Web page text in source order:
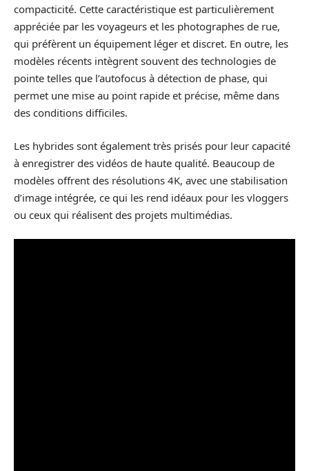
compacticité. Cette caractéristique est particulièrement
appréciée par les voyageurs et les photographes de rue,
qui préfèrent un équipement léger et discret. En outre, les
modèles récents intègrent souvent des technologies de
pointe telles que l’autofocus à détection de phase, qui
permet une mise au point rapide et précise, même dans
des conditions difficiles.
Les hybrides sont également très prisés pour leur capacité
à enregistrer des vidéos de haute qualité. Beaucoup de
modèles offrent des résolutions 4K, avec une stabilisation
d’image intégrée, ce qui les rend idéaux pour les vloggers
ou ceux qui réalisent des projets multimédias.